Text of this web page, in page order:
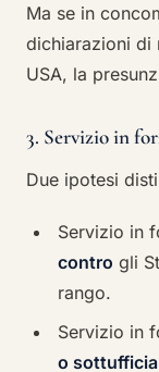
Ma se in
dichiarazioni di
USA, la
3. Servizio in
Due ipotesi
Servizio in
contro gli
rango.
Servizio in
o